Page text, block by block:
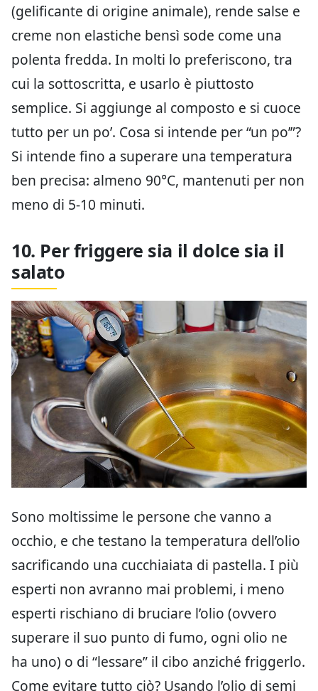
(gelificante di origine animale), rende salse e
creme non elastiche bensì sode come una
polenta fredda. In molti lo preferiscono, tra
cui la sottoscritta, e usarlo è piuttosto
semplice. Si aggiunge al composto e si cuoce
tutto per un po’. Cosa si intende per “un po’”?
Si intende fino a superare una temperatura
ben precisa: almeno 90°C, mantenuti per non
meno di 5-10 minuti.
10. Per friggere sia il dolce sia il
salato
Sono moltissime le persone che vanno a
occhio, e che testano la temperatura dell’olio
sacrificando una cucchiaiata di pastella. I più
esperti non avranno mai problemi, i meno
esperti rischiano di bruciare l’olio (ovvero
superare il suo punto di fumo, ogni olio ne
ha uno) o di “lessare” il cibo anziché friggerlo.
Come evitare tutto ciò? Usando l’olio di semi